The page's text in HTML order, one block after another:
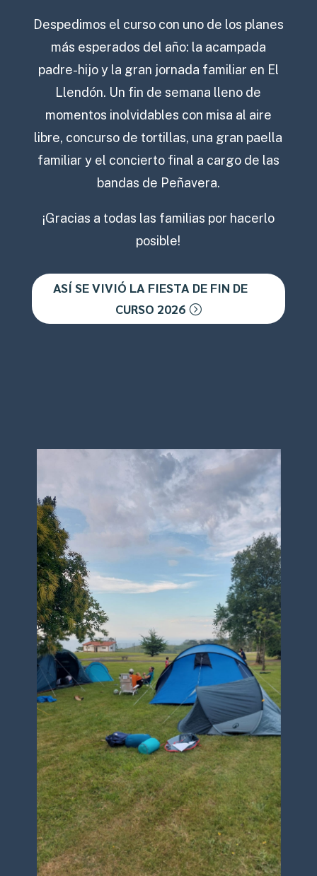
Despedimos el curso con uno de los planes
más esperados del año: la acampada
padre-hijo y la gran jornada familiar en El
Llendón. Un fin de semana lleno de
momentos inolvidables con misa al aire
libre, concurso de tortillas, una gran paella
familiar y el concierto final a cargo de las
bandas de Peñavera.
¡Gracias a todas las familias por hacerlo
posible!
ASÍ SE VIVIÓ LA FIESTA DE FIN DE
CURSO 2026